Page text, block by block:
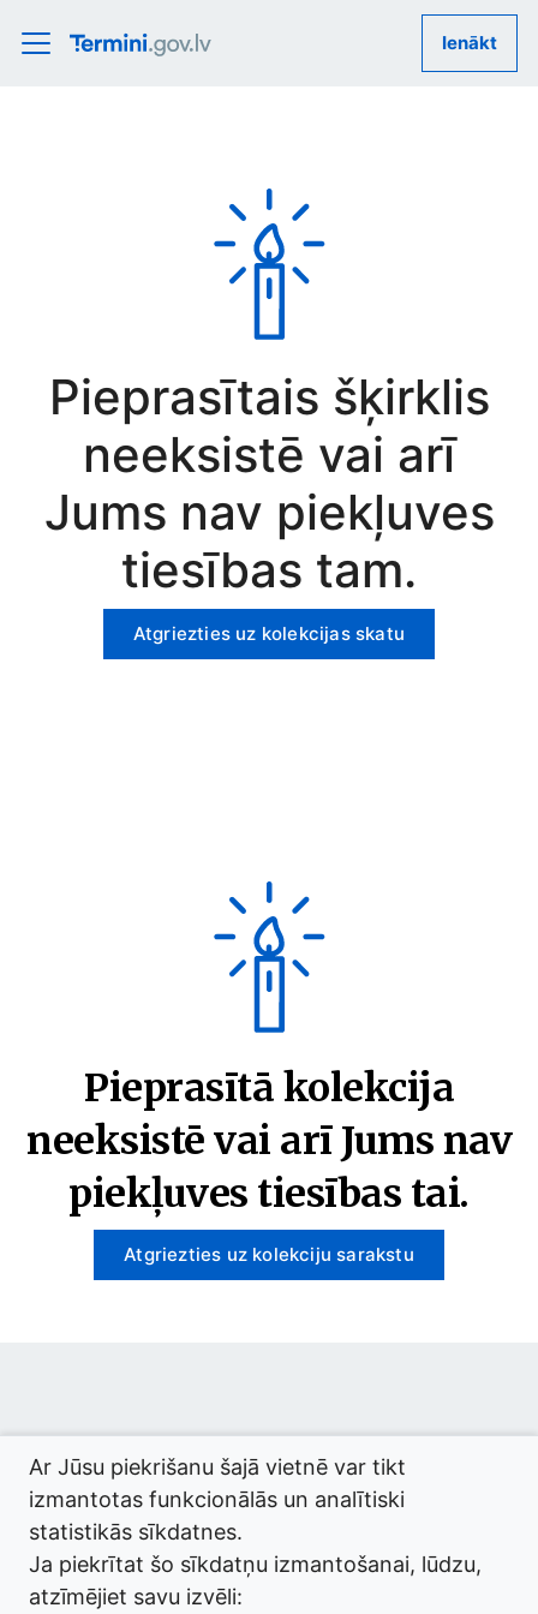
Ienākt
Pieprasītais šķirklis
neeksistē vai arī
Jums nav piekļuves
tiesības tam.
Atgriezties uz kolekcijas skatu
Pieprasītā kolekcija
neeksistē vai arī Jums nav
piekļuves tiesības tai.
Atgriezties uz kolekciju sarakstu
© 2026 termini.gov.lv. Izstrādātājs:Tilde.
Ar Jūsu piekrišanu šajā vietnē var tikt
izmantotas funkcionālās un analītiski
statistikās sīkdatnes.
Ja piekrītat šo sīkdatņu izmantošanai, lūdzu,
atzīmējiet savu izvēli: